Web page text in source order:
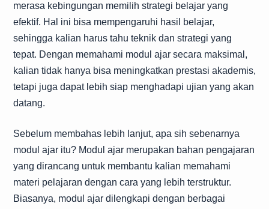
merasa kebingungan memilih strategi belajar yang
efektif. Hal ini bisa mempengaruhi hasil belajar,
sehingga kalian harus tahu teknik dan strategi yang
tepat. Dengan memahami modul ajar secara maksimal,
kalian tidak hanya bisa meningkatkan prestasi akademis,
tetapi juga dapat lebih siap menghadapi ujian yang akan
datang.
Sebelum membahas lebih lanjut, apa sih sebenarnya
modul ajar itu? Modul ajar merupakan bahan pengajaran
yang dirancang untuk membantu kalian memahami
materi pelajaran dengan cara yang lebih terstruktur.
Biasanya, modul ajar dilengkapi dengan berbagai